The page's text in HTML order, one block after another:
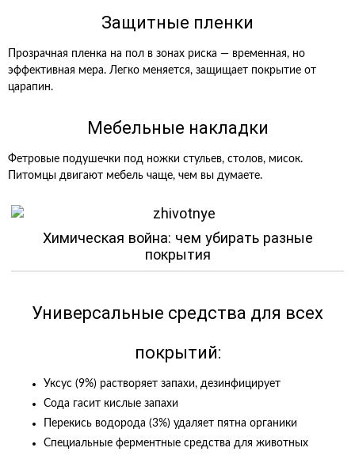
Защитные пленки
Прозрачная пленка на пол в зонах риска — временная, но
эффективная мера. Легко меняется, защищает покрытие от
царапин.
Мебельные накладки
Фетровые подушечки под ножки стульев, столов, мисок.
Питомцы двигают мебель чаще, чем вы думаете.
Химическая война: чем убирать разные
покрытия
Универсальные средства для всех
покрытий:
Уксус (9%) растворяет запахи, дезинфицирует
Сода гасит кислые запахи
Перекись водорода (3%) удаляет пятна органики
Специальные ферментные средства для животных